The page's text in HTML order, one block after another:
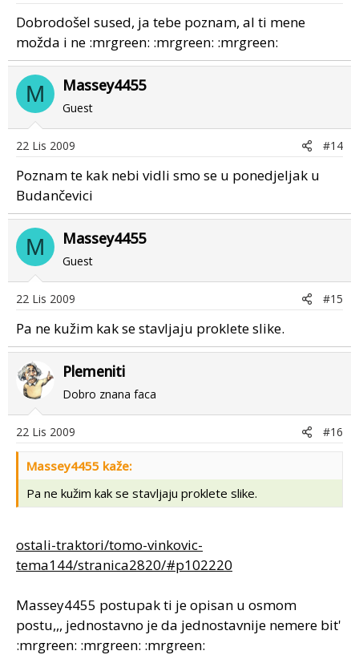
Dobrodošel sused, ja tebe poznam, al ti mene
možda i ne :mrgreen: :mrgreen: :mrgreen:
M Massey4455
Guest
22 Lis 2009 #14
Poznam te kak nebi vidli smo se u ponedjeljak u
Budančevici
M Massey4455
Guest
22 Lis 2009 #15
Pa ne kužim kak se stavljaju proklete slike.
Plemeniti
Dobro znana faca
22 Lis 2009 #16
Massey4455 kaže:
Pa ne kužim kak se stavljaju proklete slike.
ostali-traktori/tomo-vinkovic-
tema144/stranica2820/#p102220
Massey4455 postupak ti je opisan u osmom
postu,,, jednostavno je da jednostavnije nemere bit'
:mrgreen: :mrgreen: :mrgreen: